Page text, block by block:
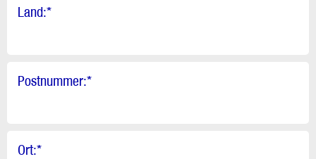
Land:*
Postnummer:*
Ort:*